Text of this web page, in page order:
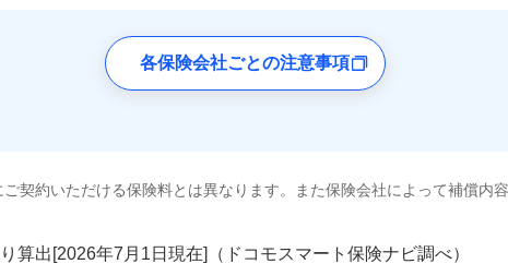
各保険会社ごとの注意事項
契約いただける保険料とは異なります。また保険会社によって補償内
算出[ 年 月 日現在]（ドコモスマート保険ナビ調べ）